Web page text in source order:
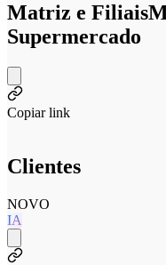
Matriz e Filiais
Supermercado
Copiar link
Clientes
NOVO
IA